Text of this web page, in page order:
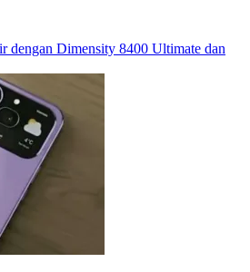
dengan Dimensity 8400 Ultimate dan